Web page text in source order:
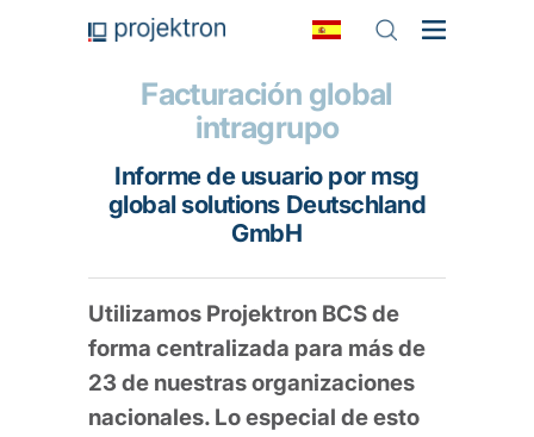
Facturación global
intragrupo
Informe de usuario por msg
global solutions Deutschland
GmbH
Utilizamos Projektron BCS de
forma centralizada para más de
23 de nuestras organizaciones
nacionales. Lo especial de esto